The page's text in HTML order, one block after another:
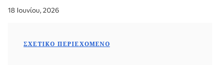
18 Ιουνίου, 2026
ΣΧΕΤΙΚΌ ΠΕΡΙΕΧΌΜΕΝΟ